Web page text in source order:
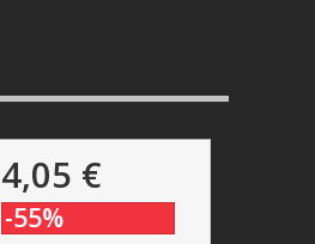
4,05 €
-55%